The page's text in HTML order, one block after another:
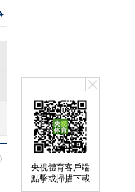
央視體育客戶端
點擊或掃描下載